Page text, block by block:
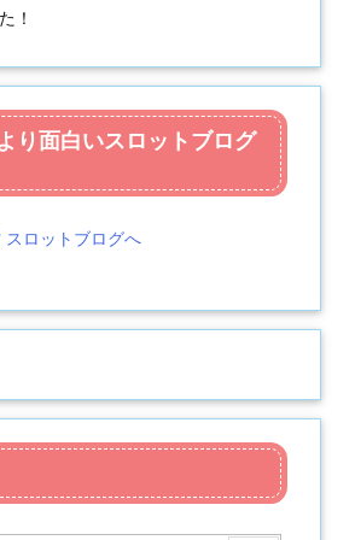
！
り面白いスロットブログ